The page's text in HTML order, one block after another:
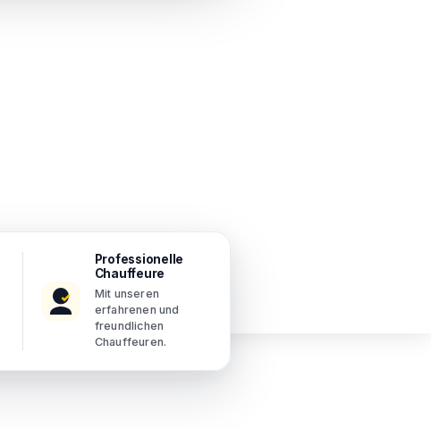
Professionelle
Chauffeure
Mit unseren
erfahrenen und
freundlichen
Chauffeuren.